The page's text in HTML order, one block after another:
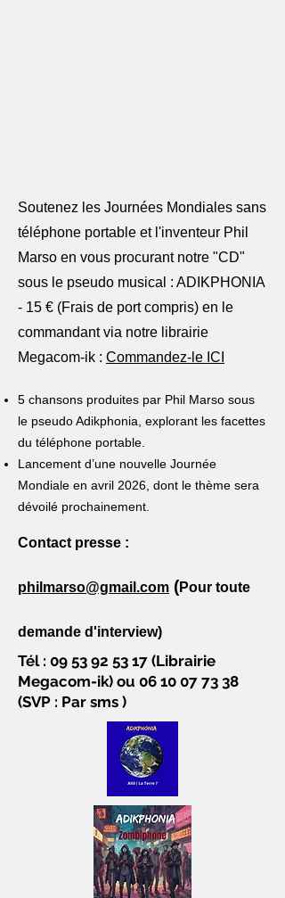
Soutenez les Journées Mondiales sans
téléphone portable et l'inventeur Phil
Marso en vous procurant notre "CD"
sous le pseudo musical : ADIKPHONIA
- 15 € (Frais de port compris) en le
commandant via notre librairie
Megacom-ik : Commandez-le ICI
5 chansons produites par Phil Marso sous
le pseudo Adikphonia, explorant les facettes
du téléphone portable.
Lancement d’une nouvelle Journée
Mondiale en avril 2026, dont le thème sera
dévoilé prochainement.
Contact presse :
philmarso@gmail.com (Pour toute
demande d'interview)
Tél : 09 53 92 53 17 (Librairie
Megacom-ik) ou 06 10 07 73 38
(SVP : Par sms )